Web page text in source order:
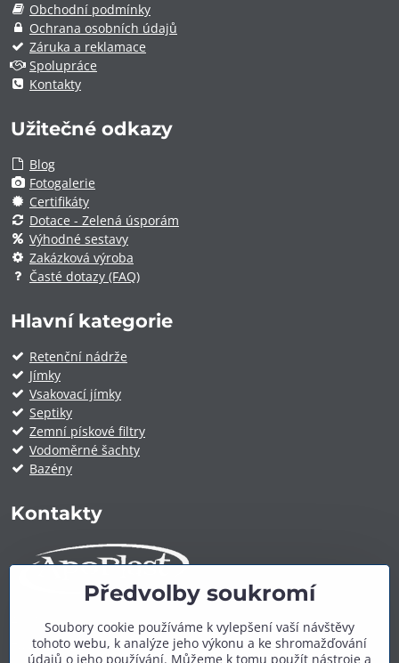
Obchodní podmínky
Ochrana osobních údajů
Záruka a reklamace
Spolupráce
Kontakty
Užitečné odkazy
Blog
Fotogalerie
Certifikáty
Dotace - Zelená úsporám
Výhodné sestavy
Zakázková výroba
Časté dotazy (FAQ)
Hlavní kategorie
Retenční nádrže
Jímky
Vsakovací jímky
Septiky
Zemní pískové filtry
Vodoměrné šachty
Bazény
Kontakty
ApoPlast.cz
Telefon:+420 606 909 600
Předvolby soukromí
Soubory cookie používáme k vylepšení vaší návštěvy
tohoto webu, k analýze jeho výkonu a ke shromažďování
údajů o jeho používání. Můžeme k tomu použít nástroje a